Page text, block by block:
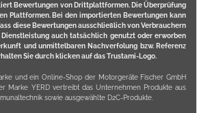
Bewertungen von Drittplattformen. Die Überprüfung
Plattformen. Bei den importierten Bewertungen kann
diese Bewertungen ausschließlich von Verbrauchern
auch tatsächlich genutzt oder erworben
und unmittelbaren Nachverfolung bzw. Referenz
Sie durch klicken auf das Trustami-Logo.
und ein Online-Shop der Motorgeräte Fischer GmbH
Marke YERD vertreibt das Unternehmen Produkte aus
sowie ausgewählte D2C-Produkte.